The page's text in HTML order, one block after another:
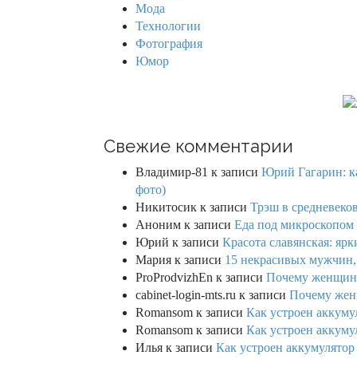
Мода
Технологии
Фотография
Юмор
Свежие комментарии
Владимир-81 к записи Юрий Гагарин:
фото)
Никитосик к записи Трэш в
Аноним к записи Еда под микроскопом
Юрий к записи Красота славянская:
Мария к записи 15 некрасивых
ProProdvizhEn к записи Почему
cabinet-login-mts.ru к записи Почему
Romansom к записи Как устроен
Romansom к записи Как устроен
Илья к записи Как устроен